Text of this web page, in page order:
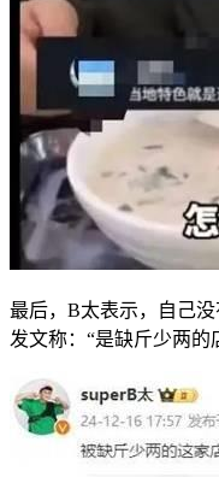
最后，B太表示，自己
发文称：“是缺斤少两的